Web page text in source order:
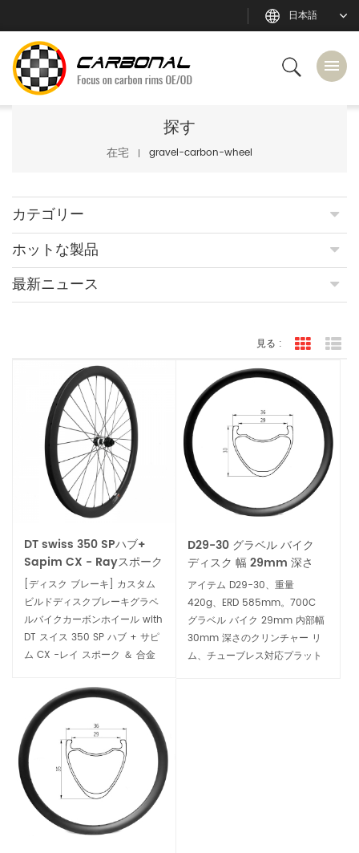
日本語
探す
在宅 gravel-carbon-wheel
カテゴリー
ホットな製品
最新ニュース
見る : グリッ
DT swiss 350 SPハブ+
Sapim CX - Rayスポーク
カスタム砂利バイクカーボ
ンホイール
[ディスク ブレーキ] カスタム
ビルドディスクブレーキグラベ
ルバイクカーボンホイール with
DT スイス 350 SP ハブ + サピ
ム CX -レイ スポーク ＆ 合金
大 耐久性 完璧 the あなたの 毎
日 トレーニング 乗馬 そして レ
ース
D29-30 グラベル バイク
ディスク 幅 29mm 深さ
30mm クリンチャー カー
ボン リム
アイテム D29-30、重量
420g、ERD 585mm。700C
グラベル バイク 29mm 内部幅
30mm 深さのクリンチャー リ
ム、チューブレス対応プラット